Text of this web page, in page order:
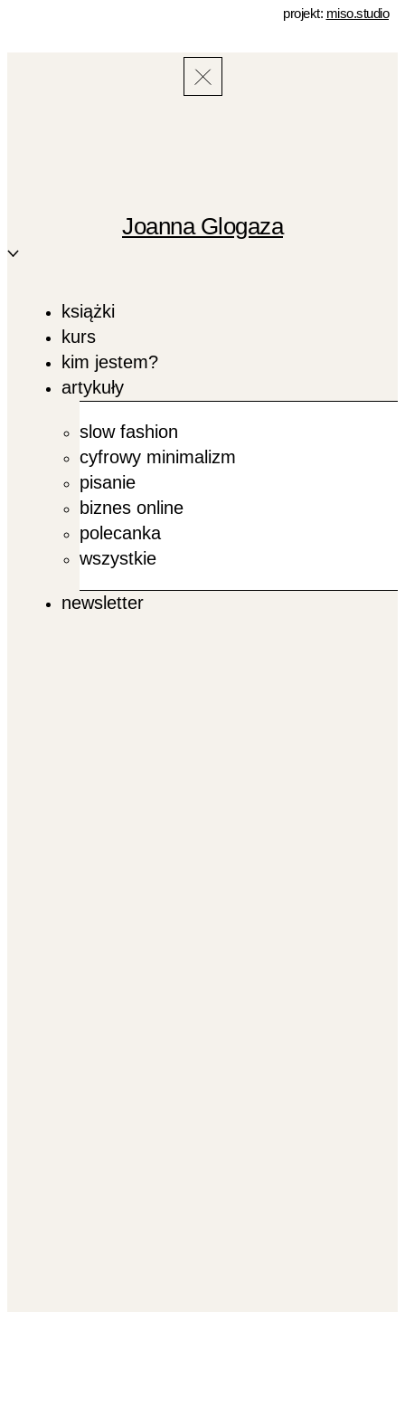
projekt: miso.studio
Joanna Glogaza
książki
kurs
kim jestem?
artykuły
slow fashion
cyfrowy minimalizm
pisanie
biznes online
polecanka
wszystkie
newsletter